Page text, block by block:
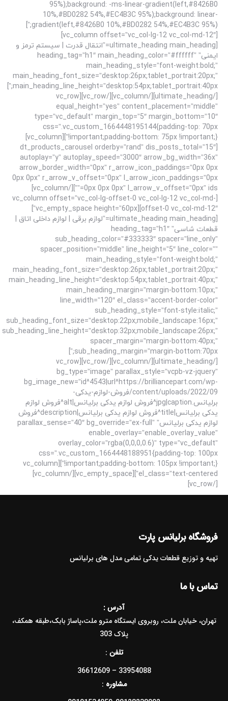
95%);background: -ms-linear-gradient(left,#8426B0
10%,#BD0282 54%,#EC4B3C 95%);background: linear-
gradient(left,#8426B0 10%,#BD0282 54%,#EC4B3C 95%);”]
[vc_column offset=”vc_col-lg-12 vc_col-md-12″]
[ultimate_heading main_heading=”انتقال قدرت | سیستم ترمز و
ایمنی” heading_tag=”h1″ main_heading_color=”#ffffff”
main_heading_style=”font-weight:bold;”
main_heading_font_size=”desktop:26px;tablet_portrait:20px;”
main_heading_line_height=”desktop:54px;tablet_portrait:40px;”]
[/ultimate_heading][/vc_column][/vc_row][vc_row
equal_height=”yes” content_placement=”middle”
type=”vc_default” margin_top=”5″ margin_bottom=”10″
css=”.vc_custom_1664448195144{padding-top: 70px
!important;padding-bottom: 75px !important;}”][vc_column]
[dt_products_carousel orderby=”rand” dis_posts_total=”15″
autoplay=”y” autoplay_speed=”3000″ arrow_bg_width=”36x”
arrow_border_width=”0px” r_arrow_icon_paddings=”0px 0px
0px 0px” r_arrow_v_offset=”0px” l_arrow_icon_paddings=”0px
0px 0px 0px” l_arrow_v_offset=”0px” ids=””][/vc_column]
[vc_column offset=”vc_col-lg-offset-0 vc_col-lg-12 vc_col-md-
offset-0 vc_col-md-12″][vc_empty_space height=”60px”]
[ultimate_heading main_heading=”لوازم برقی | لوازم داخلی اتاق |
قطعات شاسی” heading_tag=”h1″
sub_heading_color=”#333333″ spacer=”line_only”
spacer_position=”middle” line_height=”5″ line_color=””
main_heading_style=”font-weight:bold;”
main_heading_font_size=”desktop:26px;tablet_portrait:20px;”
main_heading_line_height=”desktop:54px;tablet_portrait:40px;”
main_heading_margin=”margin-bottom:10px;”
line_width=”120″ el_class=”accent-border-color”
sub_heading_style=”font-style:italic;”
sub_heading_font_size=”desktop:22px;mobile_landscape:16px;”
sub_heading_line_height=”desktop:32px;mobile_landscape:26px;”
spacer_margin=”margin-bottom:40px;”
sub_heading_margin=”margin-bottom:70px;”]
[/ultimate_heading][/vc_column][/vc_row][vc_row
bg_type=”image” parallax_style=”vcpb-vz-jquery”
bg_image_new=”id^4543|url^https://brilliancepart.com/wp-
content/uploads/2022/09/فروش-لوازم-یدکی-
برلیانس.jpg|caption^فروش لوازم یدکی برلیانس|alt^فروش لوازم
یدکی برلیانس|title^فروش لوازم یدکی برلیانس|description^فروش
لوازم یدکی برلیانس” parallax_sense=”40″ bg_override=”ex-full”
enable_overlay=”enable_overlay_value”
overlay_color=”rgba(0,0,0,0.6)” type=”vc_default”
css=”.vc_custom_1664448188951{padding-top: 100px
!important;padding-bottom: 105px !important;}”][vc_column
el_class=”text-centered”][vc_empty_space][/vc_column]
[/vc_row]
فروشگاه برلیانس پارت
تهیه و توزیع قطعات یدکی تمامی مدل های برلیانس
تماس با ما
آدرس :
تهران، خیابان ملت، روبروی ایستگاه مترو ملت،پاساژ بابک،طبقه همکف،
پلاک 303
تلفن :
33954088 – 36612609
مشاوره :